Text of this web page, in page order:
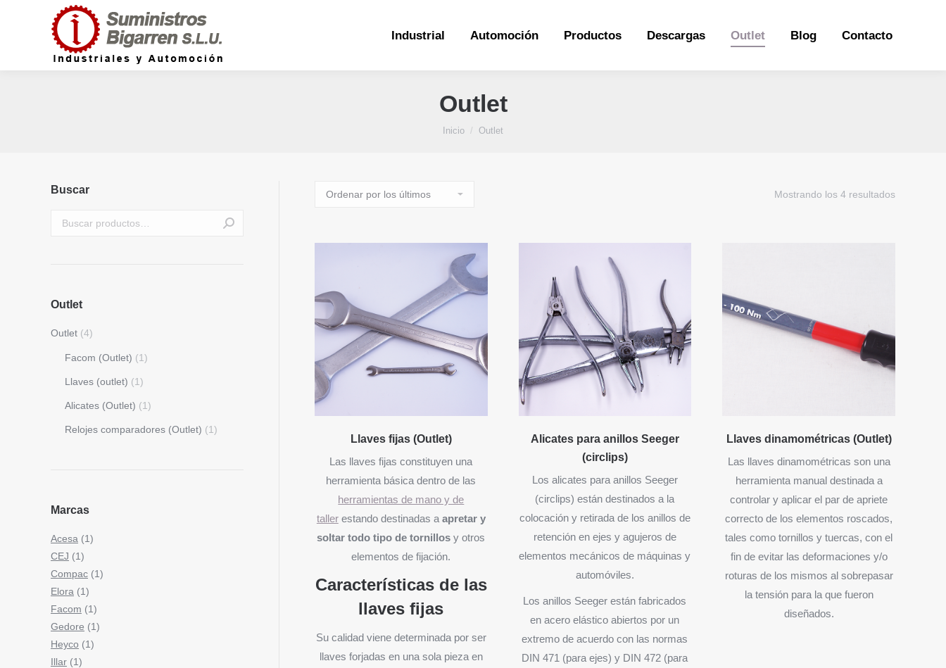
Industrial Automoción Productos Descargas Outlet Blog Contacto
Outlet
Estás aquí:
Inicio Outlet
Mostrando los 4 resultados
Llaves fijas (Outlet)
Las llaves fijas constituyen una
herramienta básica dentro de las
herramientas de mano y de
tallerestando destinadas a apretar y
soltar todo tipo de tornillos y otros
elementos de fijación.
Características de las
llaves fijas
Su calidad viene determinada por ser
llaves forjadas en una sola pieza en
Alicates para anillos Seeger
(circlips)
Los alicates para anillos Seeger
(circlips) están destinados a la
colocación y retirada de los anillos de
retención en ejes y agujeros de
elementos mecánicos de máquinas y
automóviles.
Los anillos Seeger están fabricados
en acero elástico abiertos por un
extremo de acuerdo con las normas
DIN 471 (para ejes) y DIN 472 (para
Llaves dinamométricas (Outlet)
Las llaves dinamométricas son una
herramienta manual destinada a
controlar y aplicar el par de apriete
correcto de los elementos roscados,
tales como tornillos y tuercas, con el
fin de evitar las deformaciones y/o
roturas de los mismos al sobrepasar
la tensión para la que fueron
diseñados.
Buscar
Outlet
Outlet (4)
Facom (Outlet) (1)
Llaves (outlet) (1)
Alicates (Outlet) (1)
Relojes comparadores (Outlet) (1)
Marcas
Acesa (1)
CEJ (1)
Compac (1)
Elora (1)
Facom (1)
Gedore (1)
Heyco (1)
Illar (1)
Industrial Automoción Productos Descargas Outlet Blog Contacto